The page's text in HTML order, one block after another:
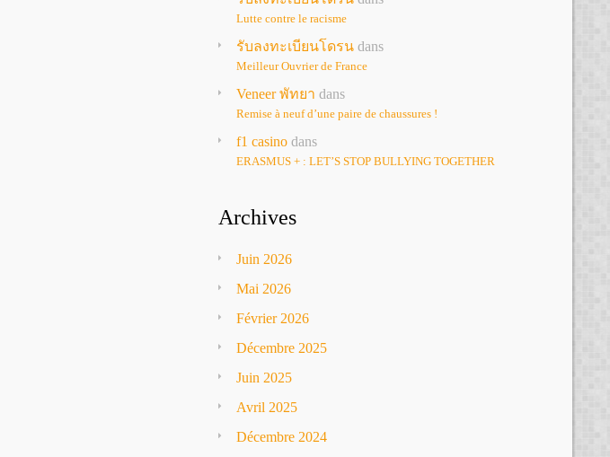
Lutte contre le racisme
รับลงทะเบียนโดรนdans
Meilleur Ouvrier de France
Veneer พัทยา dans
Remise à neuf d’une paire de chaussures !
f1 casinodans
ERASMUS + : LET’S STOP BULLYING TOGETHER
Archives
Juin 2026
Mai 2026
Février 2026
Décembre 2025
Juin 2025
Avril 2025
Décembre 2024